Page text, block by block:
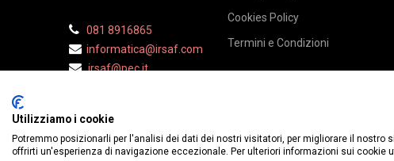
081 8916865
informatica@irsaf.com
irsaf@pec.it
​​
Cookies Policy
Termini e Condizioni
Utilizziamo i cookie
Potremmo posizionarli per l'analisi dei dati dei nostri visitatori, per migliorare il nostro
offrirti un'esperienza di navigazione eccezionale. Per ulteriori informazioni sui cookie